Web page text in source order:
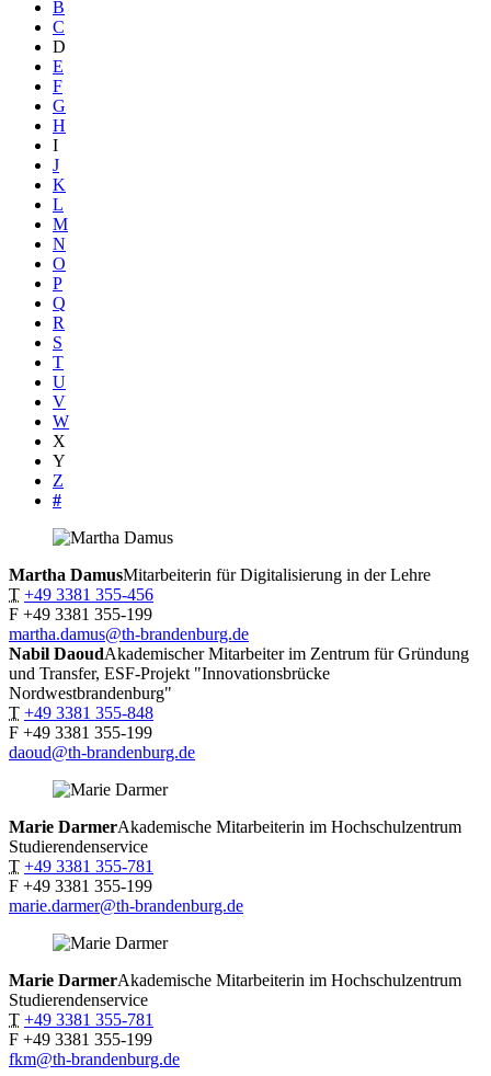
B
C
D
E
F
G
H
I
J
K
L
M
N
O
P
Q
R
S
T
U
V
W
X
Y
Z
#
Martha DamusMitarbeiterin für Digitalisierung in der Lehre
T +49 3381 355-456
F +49 3381 355-199
martha.damus@th-brandenburg.de
Nabil DaoudAkademischer Mitarbeiter im Zentrum für Gründung
und Transfer, ESF-Projekt "Innovationsbrücke
Nordwestbrandenburg"
T +49 3381 355-848
F +49 3381 355-199
daoud@th-brandenburg.de
Marie DarmerAkademische Mitarbeiterin im Hochschulzentrum
Studierendenservice
T +49 3381 355-781
F +49 3381 355-199
marie.darmer@th-brandenburg.de
Marie DarmerAkademische Mitarbeiterin im Hochschulzentrum
Studierendenservice
T +49 3381 355-781
F +49 3381 355-199
fkm@th-brandenburg.de